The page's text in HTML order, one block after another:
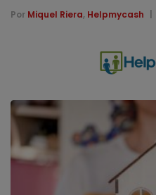
Por Miquel Riera, Helpmycash